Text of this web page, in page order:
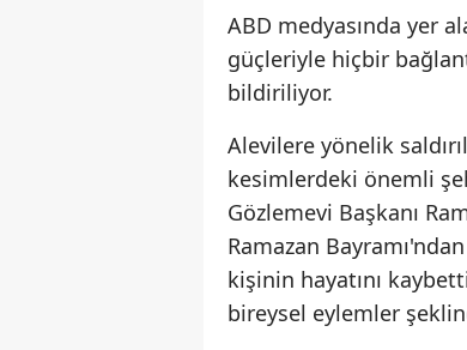
ABD medyasında yer
güçleriyle hiçbir
bildiriliyor.
Alevilere yönelik
kesimlerdeki önemli
Gözlemevi Başkanı
Ramazan
kişinin hayatını
bireysel eylemler